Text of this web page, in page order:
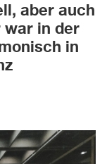
aber auch
war in der
in